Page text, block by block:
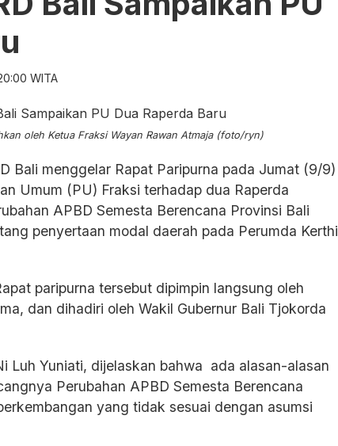
WITA
oleh Ketua Fraksi Wayan Rawan Atmaja (foto/ryn)
Bali menggelar Rapat Paripurna pada Jumat (9/9)
Umum (PU) Fraksi terhadap dua Raperda
APBD Semesta Berencana Provinsi Bali
penyertaan modal daerah pada Perumda Kerthi
paripurna tersebut dipimpin langsung oleh
dan dihadiri oleh Wakil Gubernur Bali Tjokorda
Luh Yuniati, dijelaskan bahwa ada alasan-alasan
Perubahan APBD Semesta Berencana
yang tidak sesuai dengan asumsi